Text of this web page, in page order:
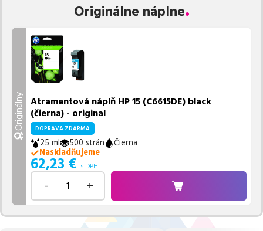
Originálne náplne
Originálny Atramentová náplň HP 15 (C6615DE) black
(čierna) - original
DOPRAVA ZDARMA
25 ml 500 strán
Čierna
Naskladňujeme
62,23 € s DPH
- +